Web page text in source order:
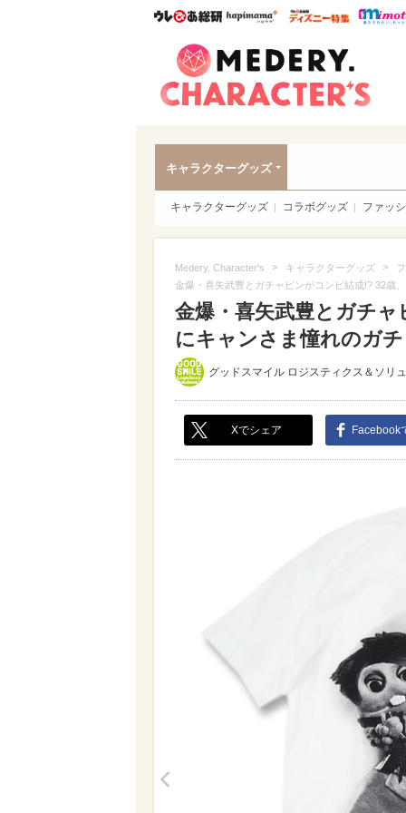
ウレぴあ総研ハピママ*
ウレぴ
キャラクターグッズ
キャラクターグッズ コラボグッズ ファッ
Medery. Character's > キャラクターグッズ >
金爆・喜矢武豊とガチャピンがコンビ結成!? 32歳
金爆・喜矢武豊とガチ
にキャンさま憧れのガ
グッドスマイル ロジスティクス＆ソリ
Xでシェア Facebook